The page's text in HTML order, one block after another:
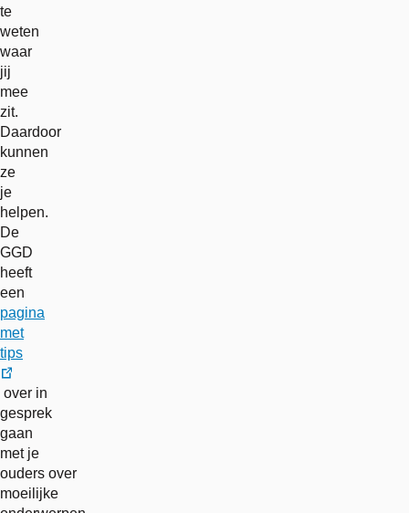
te
weten
waar
jij
mee
zit.
Daardoor
kunnen
ze
je
helpen.
De
GGD
heeft
een
pagina
met
tips
externe
link
over in
gesprek
gaan
met je
ouders over
moeilijke